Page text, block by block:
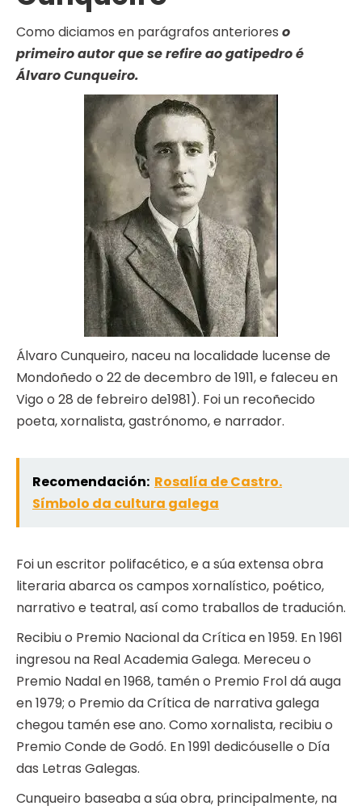
Como diciamos en parágrafos anteriores o
primeiro autor que se refire ao gatipedro é
Álvaro Cunqueiro.
Álvaro Cunqueiro, naceu na localidade lucense de
Mondoñedo o 22 de decembro de 1911, e faleceu en
Vigo o 28 de febreiro de1981). Foi un recoñecido
poeta, xornalista, gastrónomo, e narrador.
Recomendación: Rosalía de Castro.
Símbolo da cultura galega
Foi un escritor polifacético, e a súa extensa obra
literaria abarca os campos xornalístico, poético,
narrativo e teatral, así como traballos de tradución.
Recibiu o Premio Nacional da Crítica en 1959. En 1961
ingresou na Real Academia Galega. Mereceu o
Premio Nadal en 1968, tamén o Premio Frol dá auga
en 1979; o Premio da Crítica de narrativa galega
chegou tamén ese ano. Como xornalista, recibiu o
Premio Conde de Godó. En 1991 dedicóuselle o Día
das Letras Galegas.
Cunqueiro baseaba a súa obra, principalmente, na